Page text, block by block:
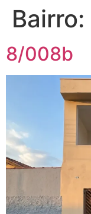
Bairro:
8/008b